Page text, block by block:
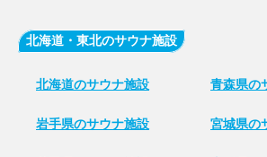
北海道・東北のサウナ施設
北海道のサウナ施設 青森県の
岩手県のサウナ施設 宮城県の